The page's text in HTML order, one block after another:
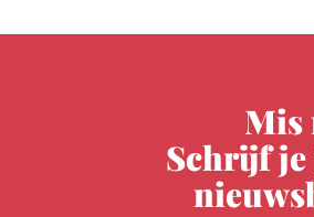
Mis
Schrijf je